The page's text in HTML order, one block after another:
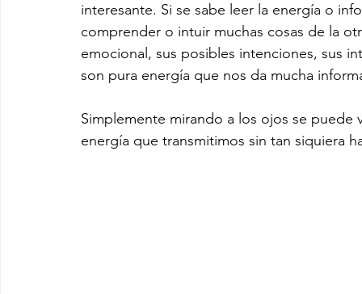
interesante. Si se sabe leer la energía o
comprender o intuir muchas cosas de la
emocional, sus posibles intenciones, sus
son pura energía que nos da mucha
Simplemente mirando a los ojos se
energía que transmitimos sin tan siquiera